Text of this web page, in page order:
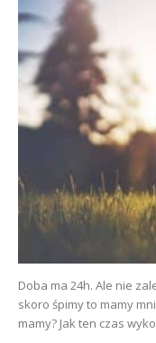
Doba ma 24h. Ale nie
skoro śpimy to mamy
mamy? Jak ten czas